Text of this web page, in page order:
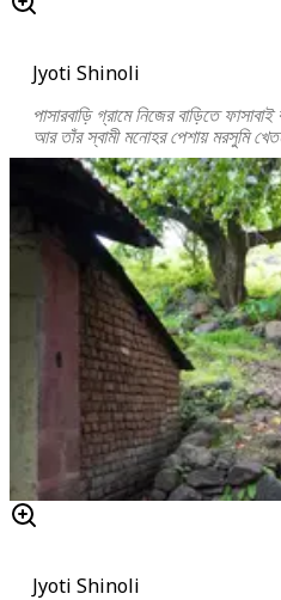
Jyoti Shinoli
পাসারবাড়ি গ্রামে নিজের বাড়িতে
আর তাঁর স্বামী মনোহর পেশায় মরসুমি
Jyoti Shinoli